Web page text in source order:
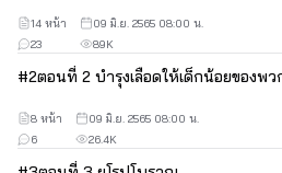
ได้รับลิขสิทธิ์ออนไลน์ (Digital
เว็บไซต์ได้อย่างถูกลิ
เจ้าของลิขสิทธิ์ต้นฉบับ :
เรื่อง : คุณหนูไฮโซยอ
ชื่อภาษาอังกฤษ : True Daughter,
89K
23
14 หน้า 09 มิ.ย. 2565 08:00 น.
#2ตอนที่ 2 บำรุงเลือดให้เด็กน้อยของพว
26.4K
6
8 หน้า 09 มิ.ย. 2565 08:00 น.